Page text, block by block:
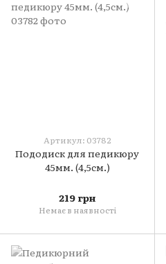
Артикул: 03782
Пододиск для педикюру
45мм. (4,5см.)
219 грн
Немає в наявності